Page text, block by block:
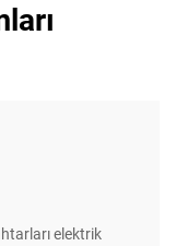
elektrik